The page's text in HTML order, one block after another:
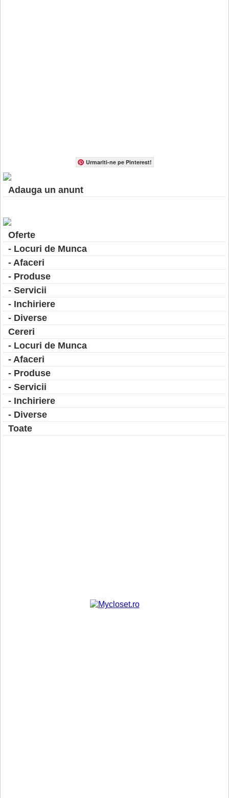
Urmariti-ne pe Pinterest!
Adauga un anunt
Oferte
- Locuri de Munca
- Afaceri
- Produse
- Servicii
- Inchiriere
- Diverse
Cereri
- Locuri de Munca
- Afaceri
- Produse
- Servicii
- Inchiriere
- Diverse
Toate